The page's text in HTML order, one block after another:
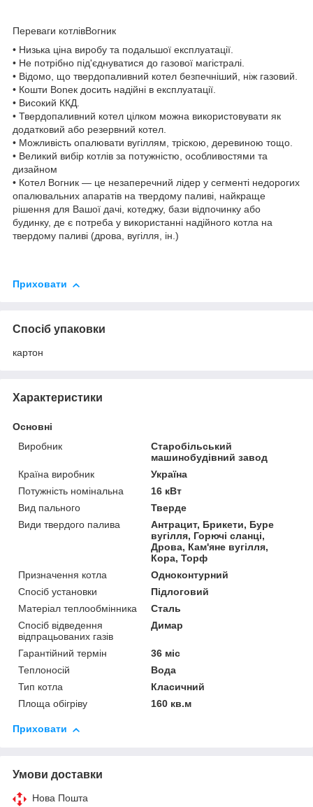
Переваги котлівВогник
• Низька ціна виробу та подальшої експлуатації.
• Не потрібно під'єднуватися до газової магістралі.
• Відомо, що твердопаливний котел безпечніший, ніж газовий.
• Кошти Boneк досить надійні в експлуатації.
• Високий ККД.
• Твердопаливний котел цілком можна використовувати як
додатковий або резервний котел.
• Можливість опалювати вугіллям, тріскою, деревиною тощо.
• Великий вибір котлів за потужністю, особливостями та
дизайном
• Котел Вогник — це незаперечний лідер у сегменті недорогих
опалювальних апаратів на твердому паливі, найкраще
рішення для Вашої дачі, котеджу, бази відпочинку або
будинку, де є потреба у використанні надійного котла на
твердому паливі (дрова, вугілля, ін.)
Приховати
Спосіб упаковки
картон
Характеристики
Основні
Виробник
Старобільський
машинобудівний завод
Країна виробник
Україна
Потужність номінальна
16 кВт
Вид пального
Тверде
Види твердого палива
Антрацит, Брикети, Буре
вугілля, Горючі сланці,
Дрова, Кам'яне вугілля,
Кора, Торф
Призначення котла
Одноконтурний
Спосіб установки
Підлоговий
Матеріал теплообмінника
Сталь
Спосіб відведення
відпрацьованих газів
Димар
Гарантійний термін
36 міс
Теплоносій
Вода
Тип котла
Класичний
Площа обігріву
160 кв.м
Приховати
Умови доставки
Нова Пошта